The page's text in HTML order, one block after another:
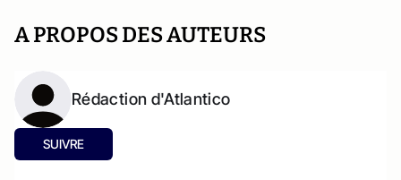
A PROPOS DES AUTEURS
Rédaction d'Atlantico
SUIVRE